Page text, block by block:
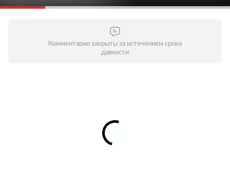
Комментарии закрыты за истечением срока
давности